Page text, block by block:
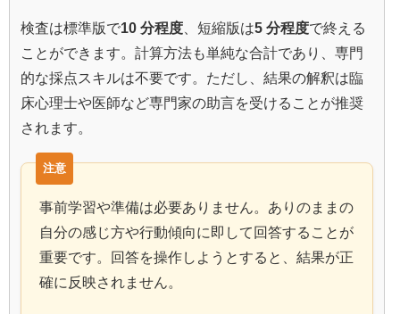
検査は標準版で10 分程度 、短縮版は5 分程度で終える
ことができます。計算方法も単純な合計であり、専門
的な採点スキルは不要です。ただし、結果の解釈は臨
床心理士や医師など専門家の助言を受けることが推奨
されます。
事前学習や準備は必要ありません。ありのままの
自分の感じ方や行動傾向に即して回答することが
重要です。回答を操作しようとすると、結果が正
確に反映されません。